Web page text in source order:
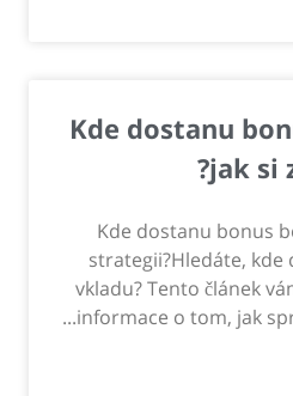
Kde dostanu
jak si
Kde dostanu bonus
strategii?Hledáte,
vkladu? Tento článek
informace o tom, jak